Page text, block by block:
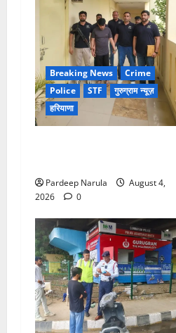
Breaking News
Crime
Police
STF
गुरुग्राम न्यूज़
हरियाणा
Pardeep Narula
August 4,
2026
0